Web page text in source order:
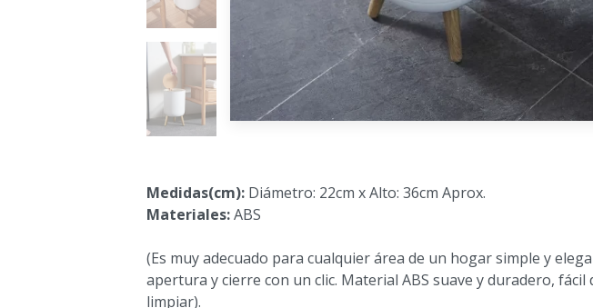
Medidas(cm): Diámetro: 22cm x Alto: 36cm Aprox.
Materiales:ABS
(Es muy adecuado para cualquier área de un hogar simple y
apertura y cierre con un clic. Material ABS suave y duradero, fácil
limpiar).